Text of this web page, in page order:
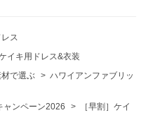
ス
イキ用ドレス&衣装
で選ぶ > ハワイアンファブリッ
ャンペーン2026 >
［早割］ケイ